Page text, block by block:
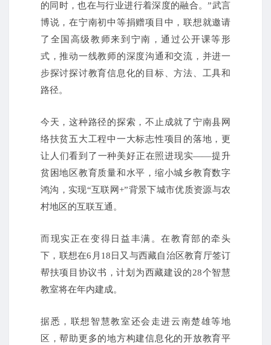
的同时，也在与行业进行着深度的融合。”武言
博说，在宁南初中等捐赠项目中，联想就邀请
了全国高级教师来到宁南，通过公开课等形
式，推动一线教师的深度沟通和交流，并进一
步探讨探讨教育信息化的目标、方法、工具和
路径。
今天，这种路径的探索，不止成就了宁南县网
络扶贫五大工程中一大标志性项目的落地，更
让人们看到了一种美好正在照进现实——提升
贫困地区教育质量和水平，缩小城乡教育数字
鸿沟，实现“互联网+”背景下城市优质资源与农
村地区的互联互通。
而现实正在变得日益丰满。在教育部的牵头
下，联想在6月18日又与西藏自治区教育厅签订
帮扶项目协议书，计划为西藏建设的28个智慧
教室将在年内建成。
据悉，联想智慧教室还会走进云南楚雄等地
区，帮助更多的地方构建信息化的开放教育平